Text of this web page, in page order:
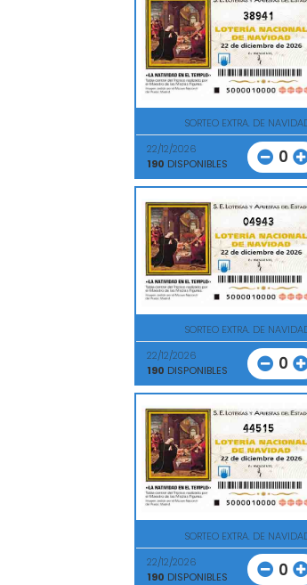
38941
SORTEO EXTRA. DE
22/12/2026
190 DISPONIBLES 0
04943
SORTEO EXTRA. DE
22/12/2026
190 DISPONIBLES 0
44515
SORTEO EXTRA. DE
22/12/2026
190 DISPONIBLES 0